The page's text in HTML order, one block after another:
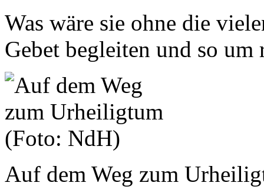
Was wäre sie ohne die
Gebet begleiten und so
Auf dem Weg zum